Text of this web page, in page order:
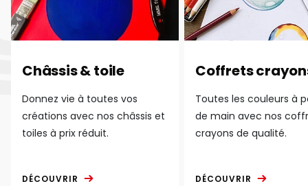
Châssis & toile
Donnez vie à toutes vos
créations avec nos châssis et
toiles à prix réduit.
DÉCOUVRIR
Coffrets
Toutes les couleurs à
de main avec nos
crayons de qualité.
DÉCOUVRIR